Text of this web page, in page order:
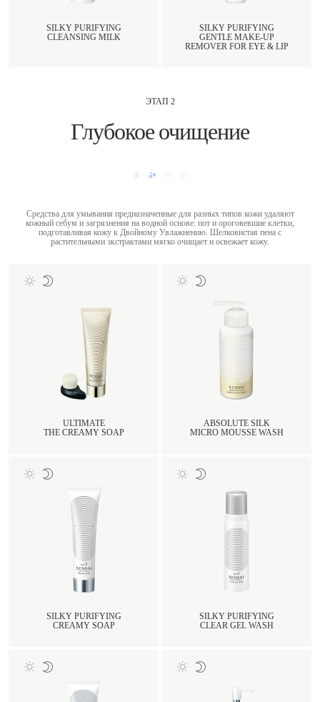
SILKY PURIFYING
CLEANSING MILK
SILKY PURIFYING
GENTLE MAKE-UP
REMOVER FOR EYE & LIP
ЭТАП 2
Глубокое очищение
Средства для умывания предназначенные для разных типов кожи удаляют
кожный себум и загрязнения на водной основе: пот и ороговевшие клетки,
подготавливая кожу к Двойному Увлажнению. Шелковистая пена с
растительными экстрактами мягко очищает и освежает кожу.
ULTIMATE
THE CREAMY SOAP
ABSOLUTE SILK
MICRO MOUSSE WASH
SILKY PURIFYING
CREAMY SOAP
SILKY PURIFYING
CLEAR GEL WASH